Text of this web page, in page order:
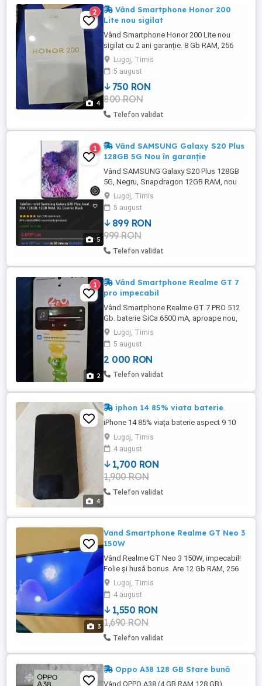
4
2
Vând Smartphone Honor 200
Lite nou sigilat
Vând Smartphone Honor 200 Lite nou
sigilat cu 2 ani garanție. 8 Gb RAM, 256
Gb. stocare, negru. .Preț fix.
Lugoj, Timis
5 august
750 RON
800 RON
Telefon validat
5
1
Vând SAMSUNG Galaxy S20 Plus
128GB 5G Nou în garanție
Vând SAMSUNG Galaxy S20 Plus 128GB
5G, Negru, Snapdragon 12GB RAM, nou
cu husă flip bonus..Aflat în garanție.
Lugoj, Timis
5 august
899 RON
999 RON
Telefon validat
2
1
Vând Smartphone Realme GT 7
pro impecabil
Vând Smartphone Realme GT 7 PRO 512
Gb. baterie SiCa 6500 mA, aproape nou,
îngaranție. Folie ecran și Husă bonus.
Lugoj, Timis
5 august
2 000 RON
Telefon validat
4
iphon 14 85% viata baterie
iPhone 14 85% viața baterie aspect 9 10
Lugoj, Timis
4 august
1,700 RON
1,900 RON
Telefon validat
3
Vand Smartphone Realme GT Neo 3
150W
Vând Realme GT Neo 3 150W, impecabil!
Folie și husă bonus. Are 12 Gb RAM, 256
Gb stocare, incarcare super rapidă la 150
W.
Lugoj, Timis
4 august
1,550 RON
1,690 RON
Telefon validat
Oppo A38 128 GB Stare bună
Vând OPPO A38 (4 GB RAM 128 GB),